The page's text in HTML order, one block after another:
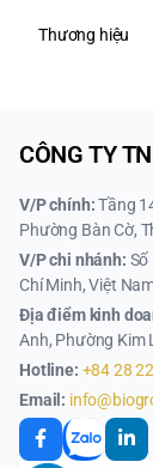
Thương hiệu
CÔNG TY
V/P chính:Tầng
Phường Bàn Cờ,
V/P chi nhánh:
Chí Minh, Việt
Địa điểm kinh
Anh, Phường Kim
Hotline: +84 28
Email: